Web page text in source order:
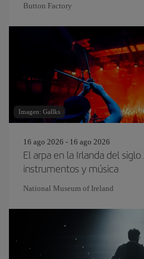
Button Factory
Imagen: Gallks
16 ago 2026 - 16 ago 2026
El arpa en la Irlanda del
instrumentos y música
National Museum of Ireland